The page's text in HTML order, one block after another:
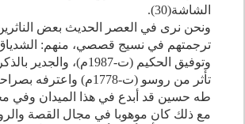
الشاشة(30
).
ونحن نرى في العصر الحديث بعض
ترجمتهم في نسيج قصصي، منهم:
وتوفيق الحكيم (ت-1987م)، والجدير
تأثر من روسو (ت-1778م) واعترفه
طه حسين قد أبدع في هذا الميدان وفي
مع ذلك كان موهوبا في مجال القصة